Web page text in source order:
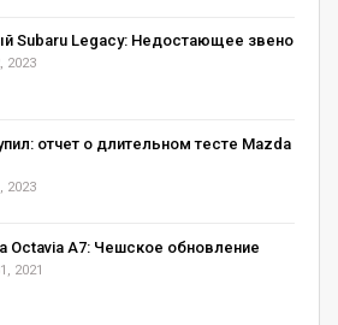
Subaru Legacy: Недостающее звено
2023
отчет о длительном тесте Mazda
2023
Octavia А7: Чешское обновление
2021